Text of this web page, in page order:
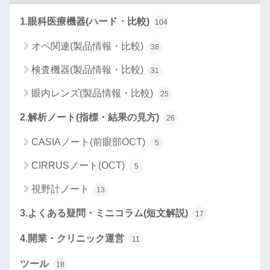
1.眼科医療機器(ハード・比較) 104
オペ関連(製品情報・比較) 38
検査機器(製品情報・比較) 31
眼内レンズ(製品情報・比較) 25
2.解析ノート(指標・結果の見方) 26
CASIAノート(前眼部OCT) 5
CIRRUSノート(OCT) 5
視野計ノート 13
3.よくある疑問・ミニコラム(短文解説) 17
4.開業・クリニック運営 11
ツール 18